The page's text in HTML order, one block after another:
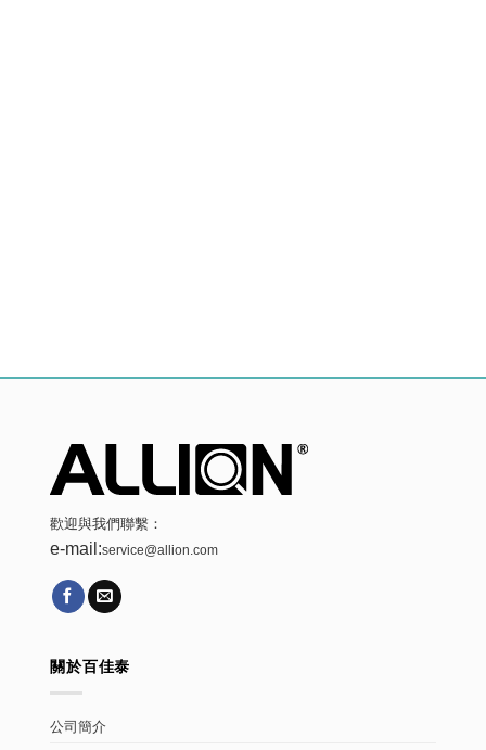
歡迎與我們聯繫：
e-mail:service@allion.com
關於百佳泰
公司簡介